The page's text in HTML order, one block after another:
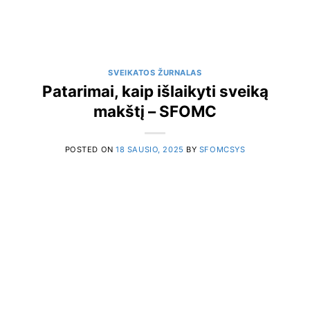
SVEIKATOS ŽURNALAS
Patarimai, kaip išlaikyti sveiką
makštį – SFOMC
POSTED ON18 SAUSIO, 2025 BY SFOMCSYS